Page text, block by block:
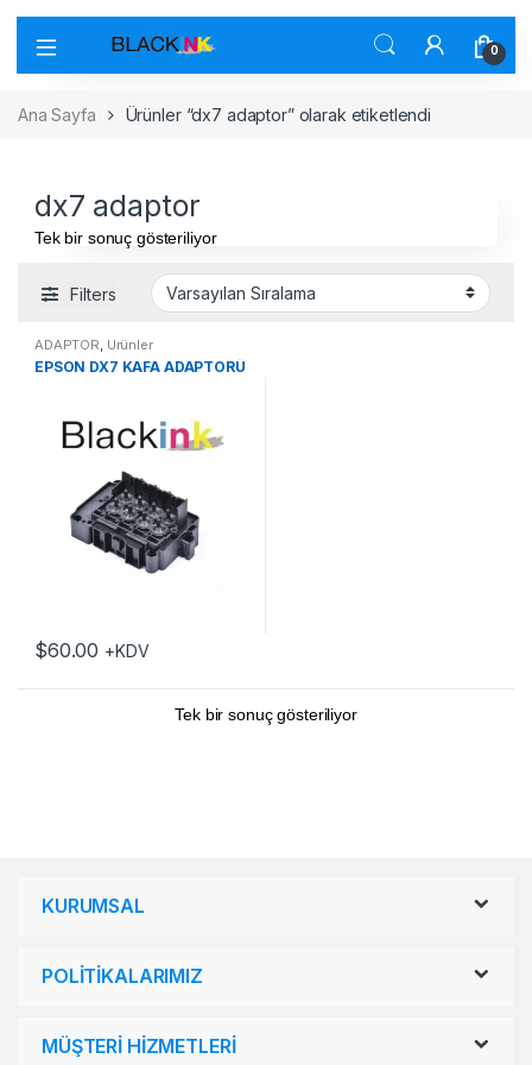
0
Ana Sayfa Ürünler “dx7 adaptor” olarak etiketlendi
dx7 adaptor
Tek bir sonuç gösteriliyor
Filters
ADAPTOR, Ürünler
EPSON DX7 KAFA ADAPTORÜ
$60.00 +KDV
Tek bir sonuç gösteriliyor
KURUMSAL
POLİTİKALARIMIZ
MÜŞTERİ HİZMETLERİ